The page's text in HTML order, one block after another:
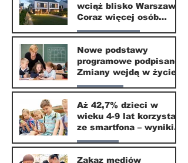
24 mar
wciąż blisko Warszawy.
Coraz więcej osób
wybiera ten kierunek
Nasze miasto
20 mar
Nowe podstawy
programowe podpisane.
Zmiany wejdą w życie
od września 2026
Edukacja
16 mar
Aż 42,7% dzieci w
wieku 4-9 lat korzysta
ze smartfona – wyniki
badania Krajowego
Instytutu Mediów
Parents
Zakaz mediów